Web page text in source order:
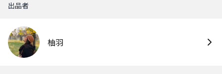
出品者
柚羽